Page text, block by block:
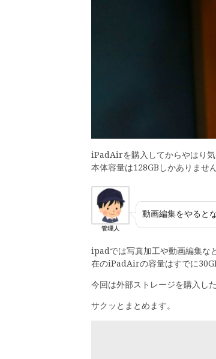
iPadAirを購入してからやはり
本体容量は128GBしかありません
管理人
動画編集をやると
ipadでは写真加工や動画編集な
在のiPadAirの容量はすでに
今回は外部ストレージを購入し
サクッとまとめます。